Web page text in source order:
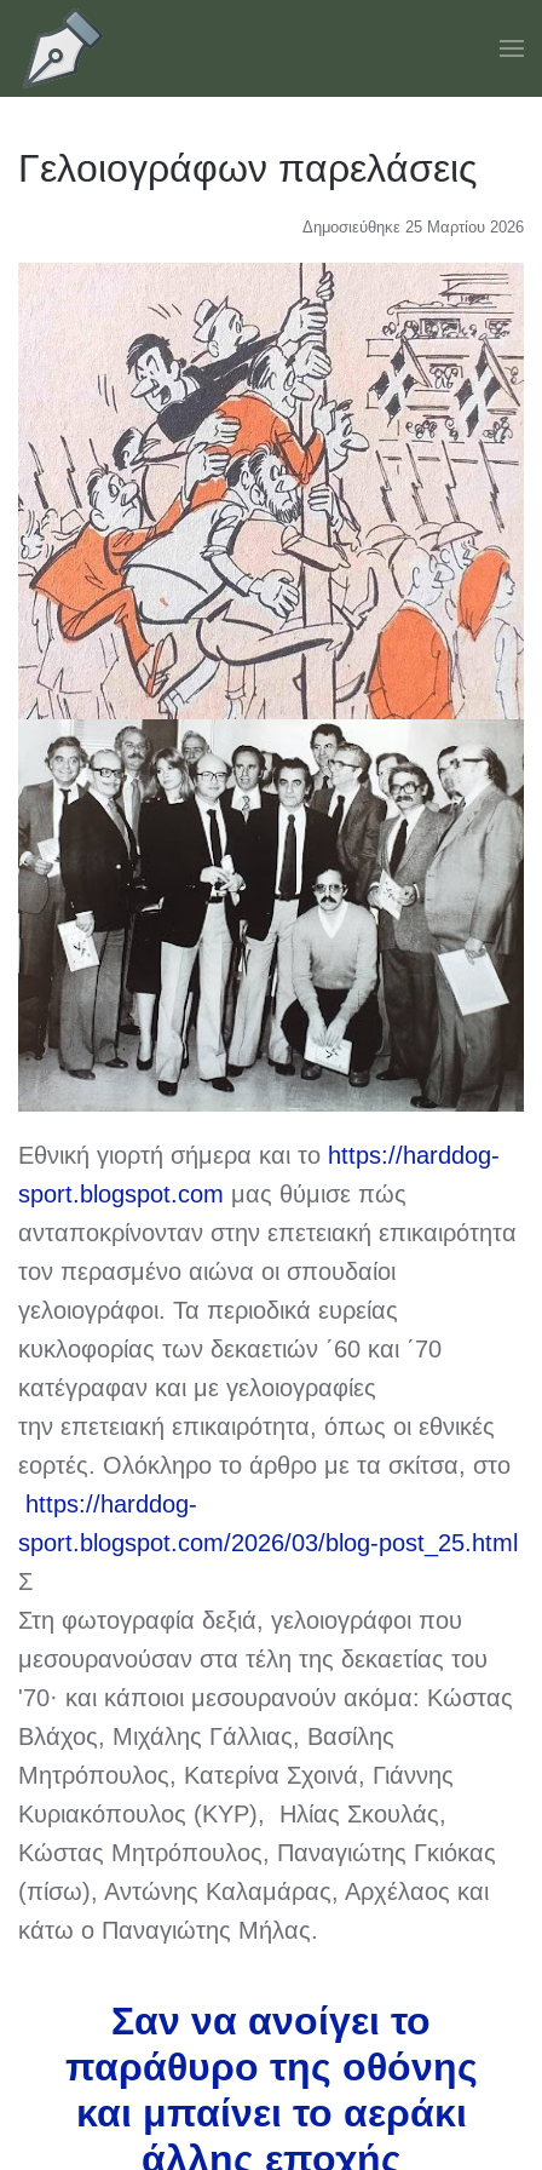
Skip to main content
Γελοιογράφων παρελάσεις
Δημοσιεύθηκε 25 Μαρτίου 2026
Εθνική γιορτή σήμερα και το https://harddog-
sport.blogspot.com μας θύμισε πώς
ανταποκρίνονταν στην επετειακή επικαιρότητα
τον περασμένο αιώνα οι σπουδαίοι
γελοιογράφοι. Τα περιοδικά ευρείας
κυκλοφορίας των δεκαετιών ΄60 και ΄70
κατέγραφαν και με γελοιογραφίες
την επετειακή επικαιρότητα, όπως οι εθνικές
εορτές. Ολόκληρο το άρθρο με τα σκίτσα, στο
https://harddog-
sport.blogspot.com/2026/03/blog-post_25.html
Σ
Στη φωτογραφία δεξιά, γελοιογράφοι που
μεσουρανούσαν στα τέλη της δεκαετίας του
'70· και κάποιοι μεσουρανούν ακόμα: Κώστας
Βλάχος, Μιχάλης Γάλλιας, Βασίλης
Μητρόπουλος, Κατερίνα Σχοινά, Γιάννης
Κυριακόπουλος (ΚΥΡ), Ηλίας Σκουλάς,
Κώστας Μητρόπουλος, Παναγιώτης Γκιόκας
(πίσω), Αντώνης Καλαμάρας, Αρχέλαος και
κάτω ο Παναγιώτης Μήλας.
Σαν να ανοίγει το
παράθυρο της οθόνης
και μπαίνει το αεράκι
άλλης εποχής